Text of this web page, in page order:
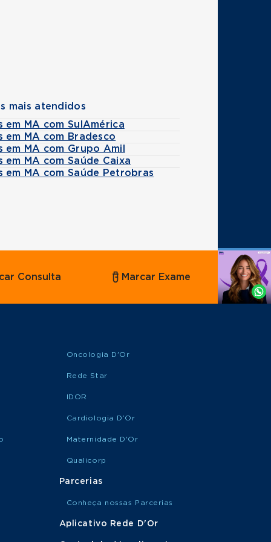
mais atendidos
em MA com SulAmérica
em MA com Bradesco
em MA com Grupo Amil
em MA com Saúde Caixa
em MA com Saúde Petrobras
Agende
Whatsapp
Consulta Marcar Exame
Oncologia D'Or
Rede Star
IDOR
Cardiologia D’Or
Maternidade D'Or
Qualicorp
Parcerias
Conheça nossas Parcerias
Aplicativo Rede D'Or